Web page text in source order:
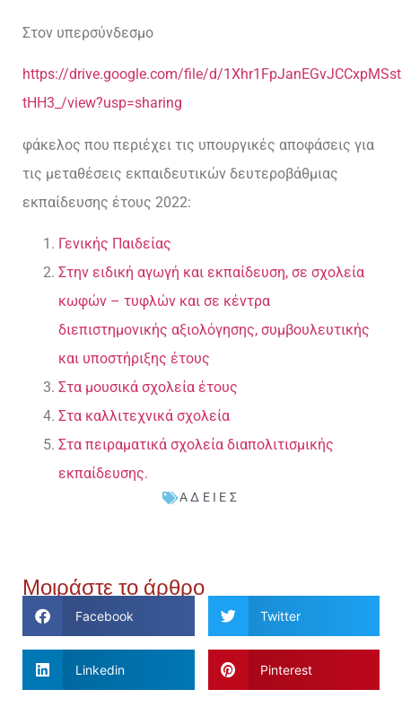
Στον υπερσύνδεσμο
https://drive.google.com/file/d/
tHH3_/view?usp=sharing
φάκελος που περιέχει τις υπουργικές αποφάσεις για
τις μεταθέσεις εκπαιδευτικών δευτεροβάθμιας
εκπαίδευσης έτους 2022:
Γενικής Παιδείας
Στην ειδική αγωγή και εκπαίδευση, σε σχολεία
κωφών – τυφλών και σε κέντρα
διεπιστημονικής αξιολόγησης, συμβουλευτικής
και υποστήριξης έτους
Στα μουσικά σχολεία έτους
Στα καλλιτεχνικά σχολεία
Στα πειραματικά σχολεία διαπολιτισμικής
εκπαίδευσης.
ΆΔΕΙΕΣ
Μοιράστε το άρθρο
Facebook Twitter
Linkedin Pinterest